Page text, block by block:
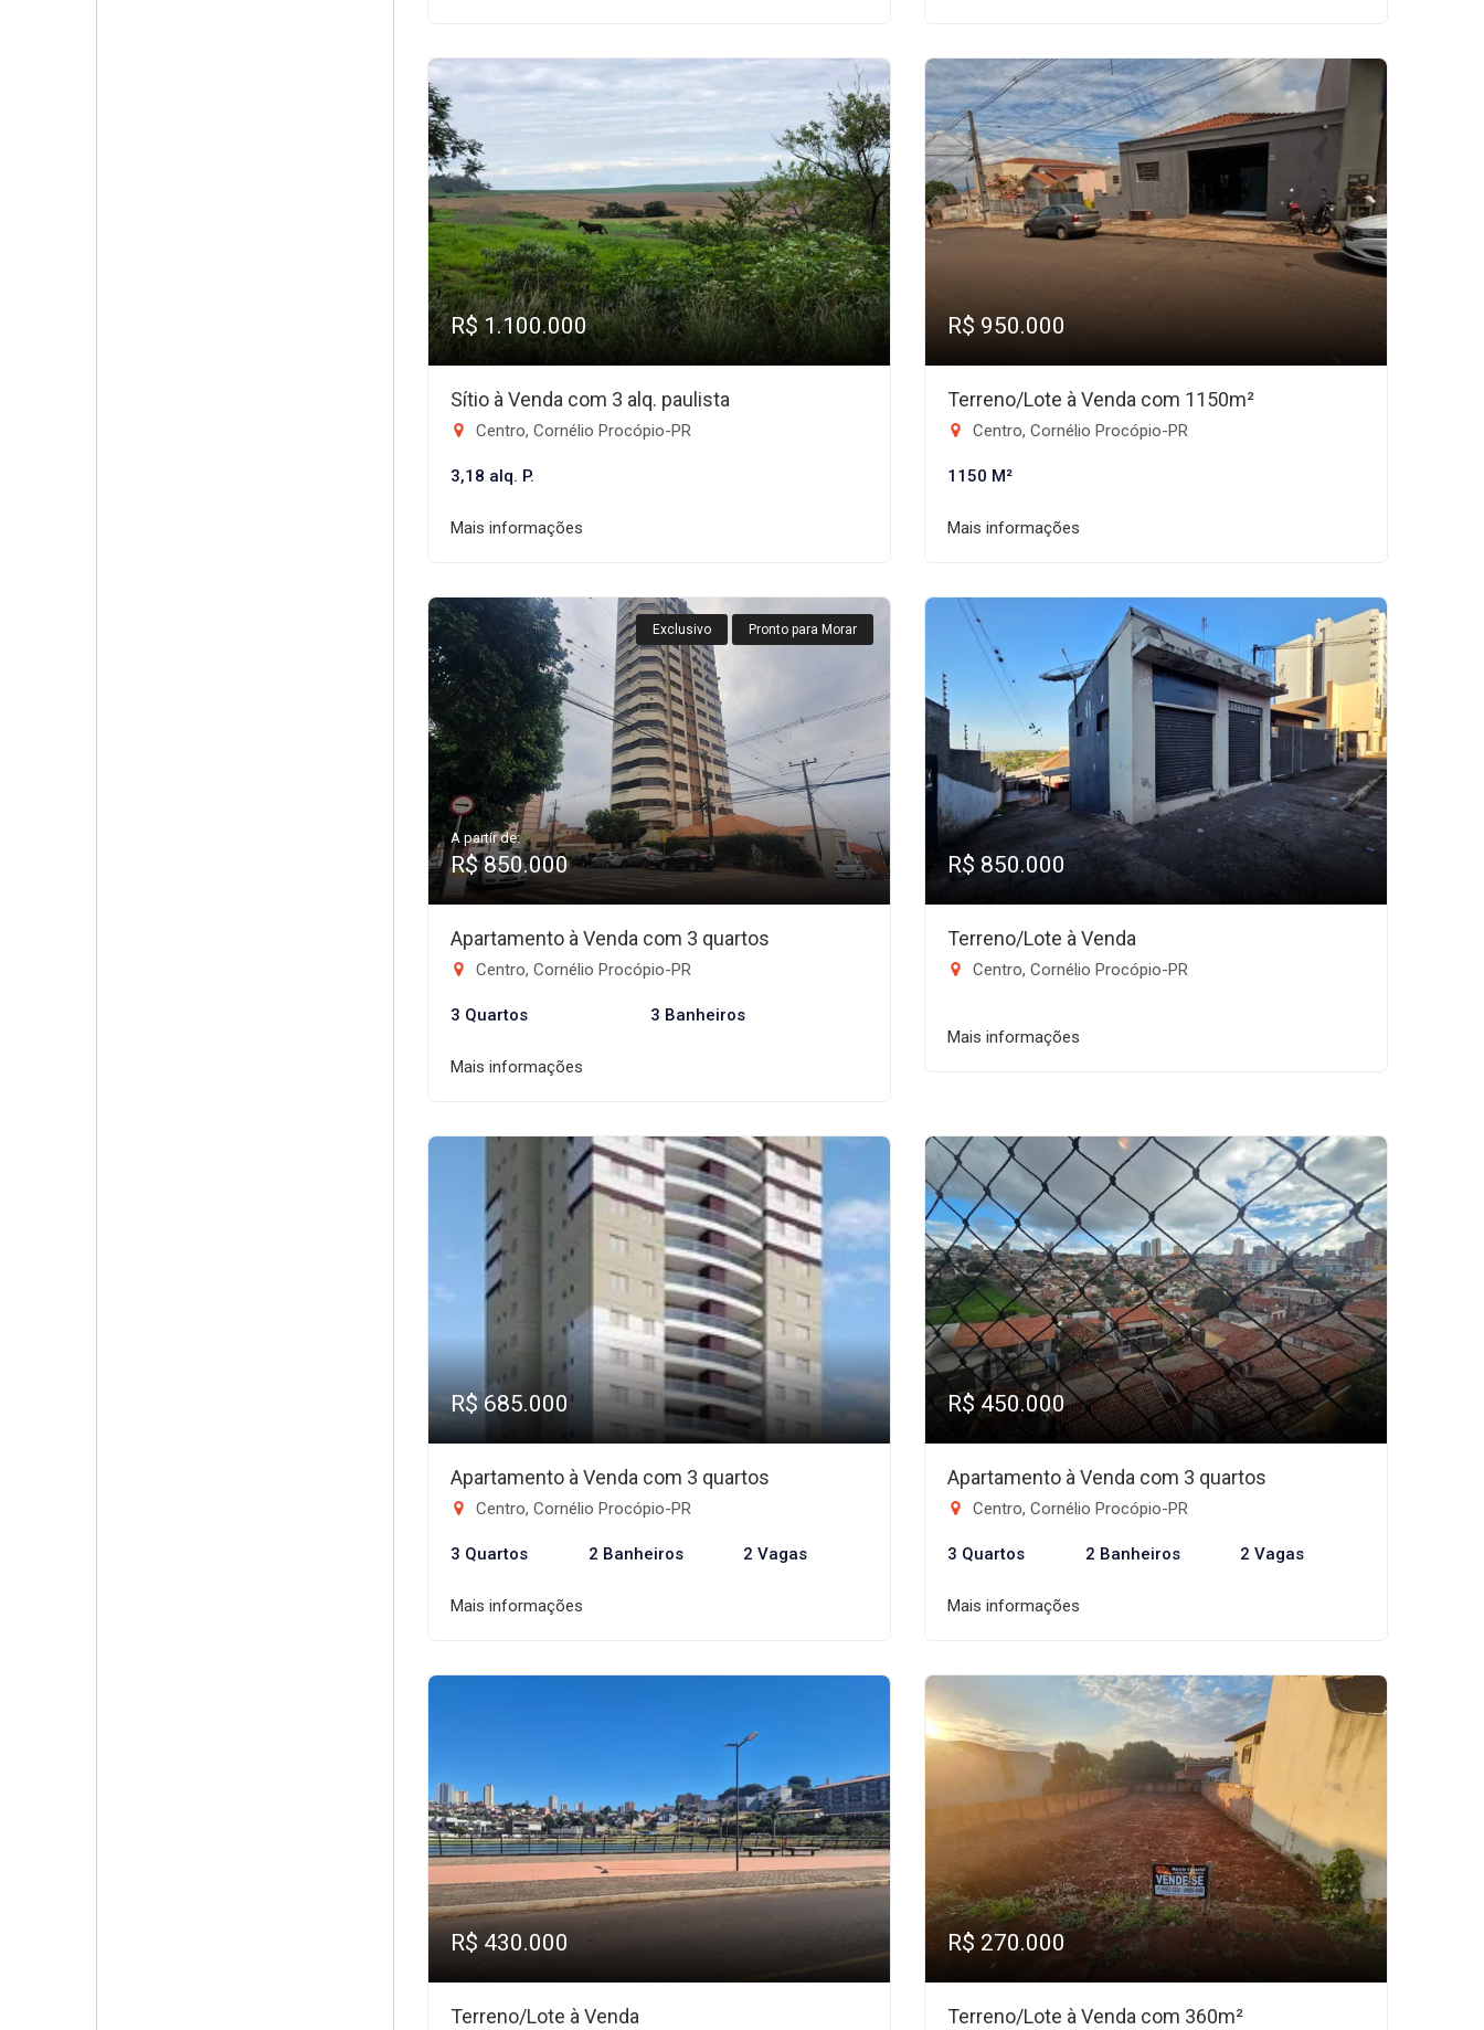
R$ 1.100.000
Sítio à Venda com 3 alq. paulista
Centro, Cornélio Procópio-PR
3,18 alq. P.
Mais informações
R$ 950.000
Terreno/Lote à Venda com 1150m²
Centro, Cornélio Procópio-PR
1150 M²
Mais informações
Exclusivo Pronto para Morar
A partir de:
R$ 850.000
Apartamento à Venda com 3 quartos
Centro, Cornélio Procópio-PR
3 Quartos 3 Banheiros
Mais informações
R$ 850.000
Terreno/Lote à Venda
Centro, Cornélio Procópio-PR
Mais informações
R$ 685.000
Apartamento à Venda com 3 quartos
Centro, Cornélio Procópio-PR
3 Quartos 2 Banheiros 2 Vagas
Mais informações
R$ 450.000
Apartamento à Venda com 3 quartos
Centro, Cornélio Procópio-PR
3 Quartos 2 Banheiros 2 Vagas
Mais informações
R$ 430.000
Terreno/Lote à Venda
R$ 270.000
Terreno/Lote à Venda com 360m²